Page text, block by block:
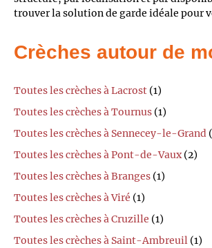
trouver la solution de garde idéale pour
Crèches autour de
Toutes les crèches à Lacrost (1)
Toutes les crèches à Tournus (1)
Toutes les crèches à Sennecey-le-Grand
Toutes les crèches à Pont-de-Vaux(2)
Toutes les crèches à Branges (1)
Toutes les crèches à Viré (1)
Toutes les crèches à Cruzille (1)
Toutes les crèches à Saint-Ambreuil (1)